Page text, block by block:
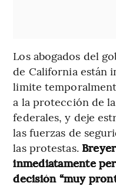
Los abogados del
de California están
limite
a la protección de
federales, y deje
las fuerzas de
las protestas.
inmediatamente
decisión “muy